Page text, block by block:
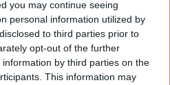
you may continue seeing
personal information utilized by
to third parties prior to
opt-out of the further
by third parties on the
This information may
η καταβολή.
επίδομα παιδιού, η κυρία
με τα διευρυμένα
περίπου 8 στις 10